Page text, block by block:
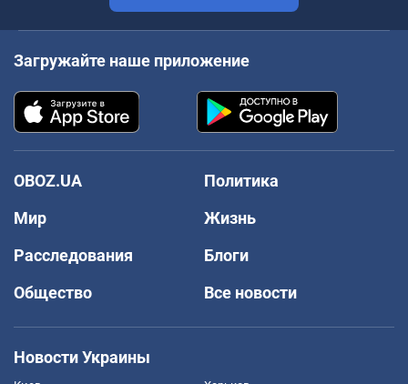
Загружайте наше приложение
OBOZ.UA
Политика
Мир
Жизнь
Расследования
Блоги
Общество
Все новости
Новости Украины